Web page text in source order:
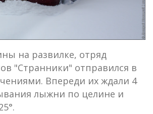
на развилке, отряд
"Странники" отправился в
Впереди их ждали 4
лыжни по целине и